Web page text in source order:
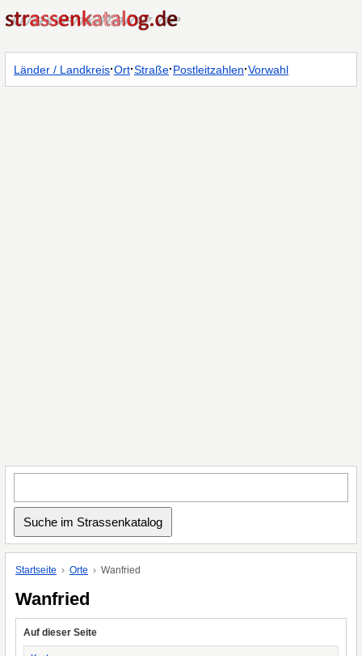
Länder / Landkreis·Ort·Straße·Postleitzahlen·Vorwahl
Startseite Orte Wanfried
Wanfried
Auf dieser Seite